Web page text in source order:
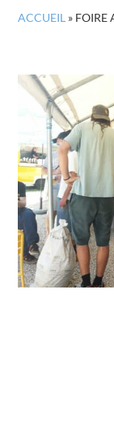
ACCUEIL » FOIRE